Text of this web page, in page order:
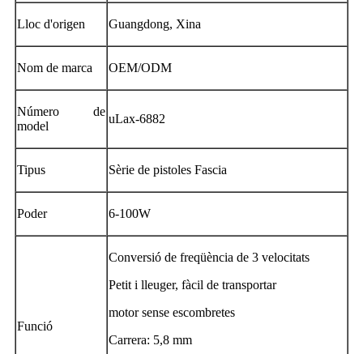
Lloc d'origen Guangdong, Xina
Nom de marca OEM/ODM
Número de
model
uLax-6882
Tipus Sèrie de pistoles Fascia
Poder 6-100W
Funció
Conversió de freqüència de 3 velocitats
Petit i lleuger, fàcil de transportar
motor sense escombretes
Carrera: 5,8 mm